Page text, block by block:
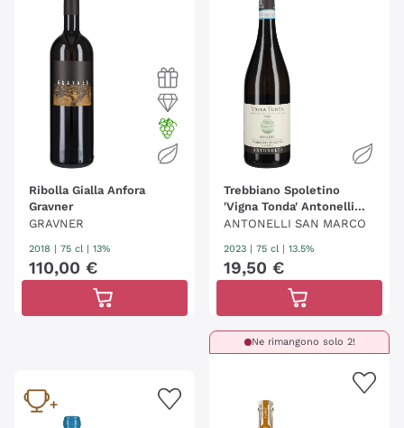
Ribolla Gialla Anfora
Gravner
GRAVNER
2018 | 75 cl | 13%
110,00 €
Trebbiano Spoletino
'Vigna Tonda' Antonelli
San Marco
ANTONELLI SAN MARCO
2023 | 75 cl | 13.5%
19,50 €
Ne rimangono solo 2!